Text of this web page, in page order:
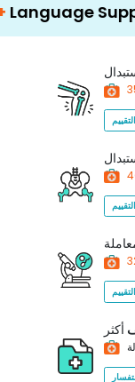
Support
أكثر